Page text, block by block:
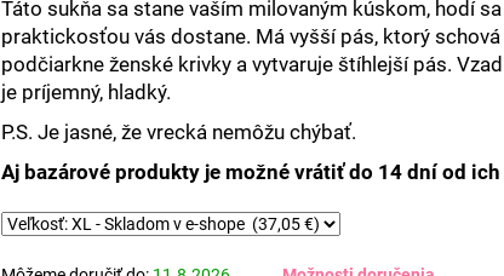
Táto sukňa sa stane vaším milovaným kúskom, hodí
praktickosťou vás dostane. Má vyšší pás, ktorý
podčiarkne ženské krivky a vytvaruje štíhlejší pás.
je príjemný, hladký.
P.S. Je jasné, že vrecká nemôžu chýbať.
Aj bazárové produkty je možné vrátiť do 14 dní od